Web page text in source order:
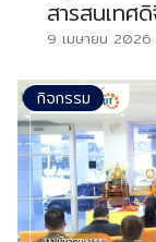
สารสนเทศ
9 เมษายน 2026
กิจกรรม